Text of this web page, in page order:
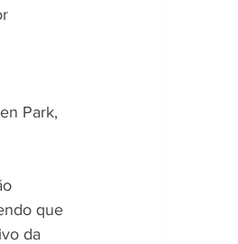
Park,
que
da